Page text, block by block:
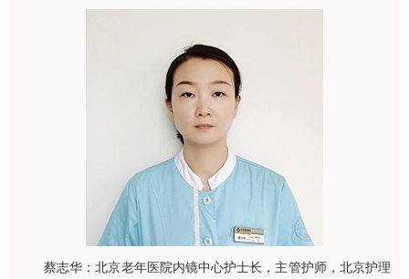
蔡志华：北京老年医院内镜中心护士长，主管护师，北京护理